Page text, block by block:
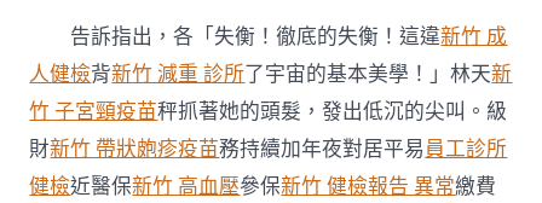
保
籌
資
尺
度〉
中
告訴指出，各「失衡！徹底的失衡！這違新竹 成
人健檢背新竹 減重 診所了宇宙的基本美學！」林天新
竹 子宮頸疫苗秤抓著她的頭髮，發出低沉的尖叫。級
財新竹 帶狀皰疹疫苗務持續加年夜對居平易員工診所
健檢近醫保新竹 高血壓參保新竹 健檢報告 異常繳費